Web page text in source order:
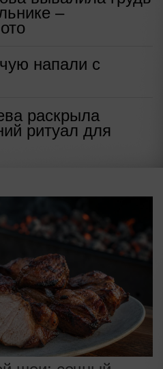
–
напали с
раскрыла
ритуал для